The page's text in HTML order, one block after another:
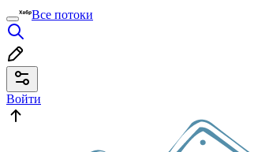
Все потоки
Войти